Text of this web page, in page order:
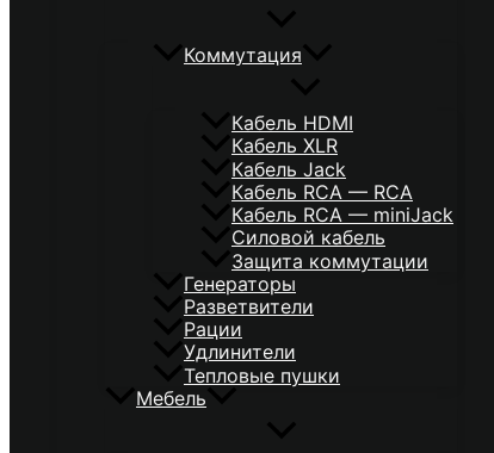
Коммутация
Кабель HDMI
Кабель XLR
Кабель Jack
Кабель RCA — RCA
Кабель RCA — miniJack
Силовой кабель
Защита коммутации
Генераторы
Разветвители
Рации
Удлинители
Тепловые пушки
Мебель